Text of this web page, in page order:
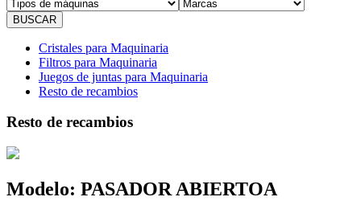
Cristales para Maquinaria
Filtros para Maquinaria
Juegos de juntas para Maquinaria
Resto de recambios
Resto de recambios
Modelo: PASADOR ABIERTOA